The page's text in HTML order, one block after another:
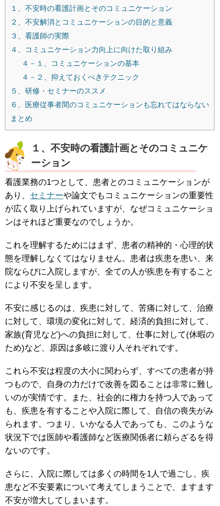
１、不安時の看護計画とそのコミュニケーション
２、不安解消とコミュニケーションの目的と意義
３、看護師の実際
４、コミュニケーション力向上に向けた取り組み
４－１、コミュニケーションの基本
４－２、抑えておくべきテクニック
５、研修・セミナーのススメ
６、医療従事者間のコミュニケーションも忘れてはならない
まとめ
１、不安時の看護計画とそのコミュニケ
ーション
看護業務の1つとして、患者とのコミュニケーションが
あり、 セミナーや論文でもコミュニケーションの重要性
が広く取り上げられていますが、なぜコミュニケーショ
ンはそれほど重要なのでしょうか。
これを理解するためにはまず、患者の精神的・心理的状
態を理解しなくてはなりません。患者は疾患を患い、来
院ならびに入院しますが、全ての人が疾患を有すること
により不安を呈します。
不安に感じるのは、疾患に対して、苦痛に対して、治療
に対して、環境の変化に対して、経済的負担に対して、
家族(育児など)への負担に対して、仕事に対して(休暇の
ため)など、原因は多岐に渡り人それぞれです。
これら不安は程度の大小に関わらず、すべての患者が持
つもので、自身の力だけで改善を図ることは非常に難し
いのが実情です。また、社会的に権力を持つ人であって
も、疾患を有することや入院に際して、自信の喪失がみ
られます。つまり、いかなる人であっても、このような
状況下では医師や看護師など医療関係者に頼らざるを得
ないのです。
さらに、入院に際しては多くの時間を1人で過ごし、疾
患など不安要素について考えてしまうことで、ますます
不安が増大してしまいます。